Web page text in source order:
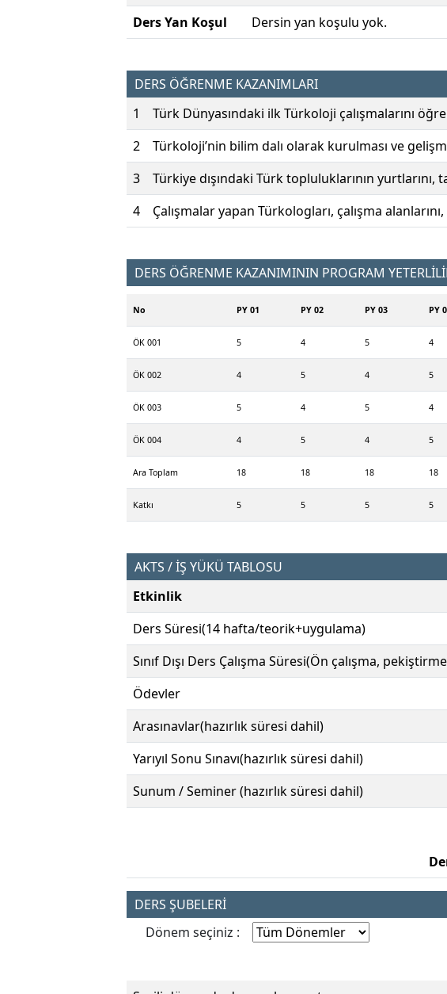
Ders Yan Koşul
Dersin yan koşulu yok.
DERS ÖĞRENME KAZANIMLARI
1
Türk Dünyasındaki ilk Türkoloji çalışmalarını
2
Türkoloji’nin bilim dalı olarak kurulması ve
3
Türkiye dışındaki Türk topluluklarının
4
Çalışmalar yapan Türkologları, çalışma
DERS ÖĞRENME KAZANIMININ PROGRAM
No PY 01 PY 02 PY 03 PY
ÖK 001 5 4 5 4
ÖK 002 4 5 4 5
ÖK 003 5 4 5 4
ÖK 004 4 5 4 5
Ara Toplam 18 18 18 18
Katkı 5 5 5 5
AKTS / İŞ YÜKÜ TABLOSU
Etkinlik
Ders Süresi(14 hafta/teorik+uygulama)
Sınıf Dışı Ders Çalışma Süresi(Ön çalışma,
Ödevler
Arasınavlar(hazırlık süresi dahil)
Yarıyıl Sonu Sınavı(hazırlık süresi dahil)
Sunum / Seminer (hazırlık süresi dahil)
DERS ŞUBELERİ
Dönem seçiniz :